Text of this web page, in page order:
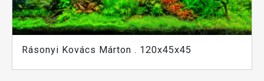
Rásonyi Kovács Márton . 120x45x45